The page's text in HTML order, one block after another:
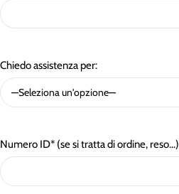
Chiedo assistenza per:
Numero ID* (se si tratta di ordine, reso...)